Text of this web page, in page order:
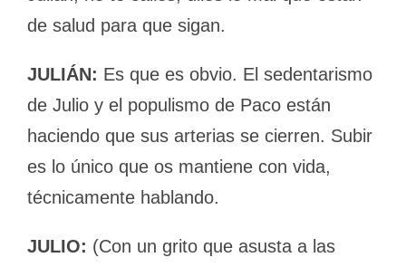
de salud para que sigan.
JULIÁN: Es que es obvio. El sedentarismo
de Julio y el populismo de Paco están
haciendo que sus arterias se cierren. Subir
es lo único que os mantiene con vida,
técnicamente hablando.
JULIO: (Con un grito que asusta a las